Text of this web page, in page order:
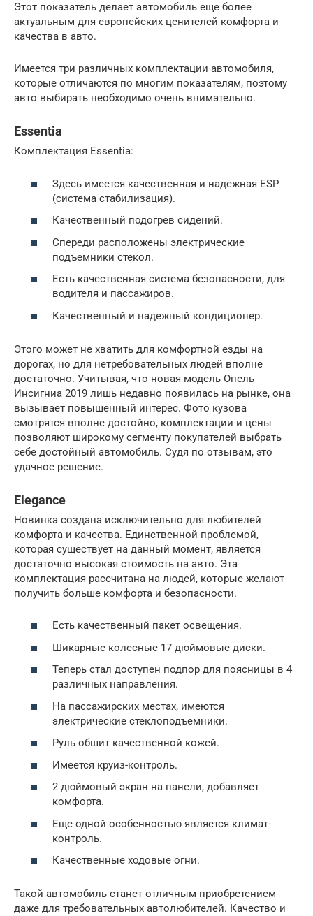
Этот показатель делает автомобиль еще более
актуальным для европейских ценителей комфорта и
качества в авто.
Имеется три различных комплектации автомобиля,
которые отличаются по многим показателям, поэтому
авто выбирать необходимо очень внимательно.
Essentia
Комплектация Essentia:
Здесь имеется качественная и надежная ESP
(система стабилизация).
Качественный подогрев сидений.
Спереди расположены электрические
подъемники стекол.
Есть качественная система безопасности, для
водителя и пассажиров.
Качественный и надежный кондиционер.
Этого может не хватить для комфортной езды на
дорогах, но для нетребовательных людей вполне
достаточно. Учитывая, что новая модель Опель
Инсигниа 2019 лишь недавно появилась на рынке, она
вызывает повышенный интерес. Фото кузова
смотрятся вполне достойно, комплектации и цены
позволяют широкому сегменту покупателей выбрать
себе достойный автомобиль. Судя по отзывам, это
удачное решение.
Elegance
Новинка создана исключительно для любителей
комфорта и качества. Единственной проблемой,
которая существует на данный момент, является
достаточно высокая стоимость на авто. Эта
комплектация рассчитана на людей, которые желают
получить больше комфорта и безопасности.
Есть качественный пакет освещения.
Шикарные колесные 17 дюймовые диски.
Теперь стал доступен подпор для поясницы в 4
различных направления.
На пассажирских местах, имеются
электрические стеклоподъемники.
Руль обшит качественной кожей.
Имеется круиз-контроль.
2 дюймовый экран на панели, добавляет
комфорта.
Еще одной особенностью является климат-
контроль.
Качественные ходовые огни.
Такой автомобиль станет отличным приобретением
даже для требовательных автолюбителей. Качество и